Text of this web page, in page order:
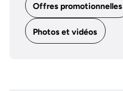
Offres promotionnelles
Photos et vidéos